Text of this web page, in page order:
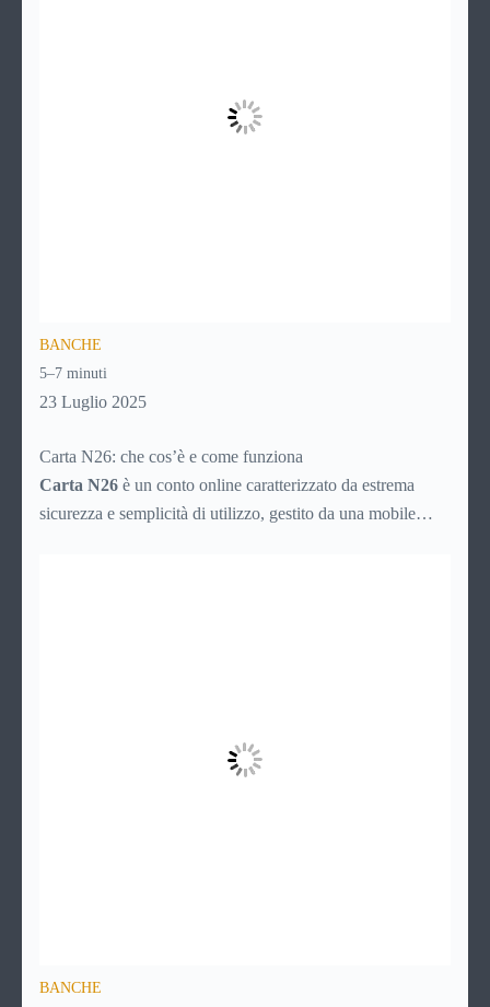
BANCHE
5–7 minuti
23 Luglio 2025
Carta N26: che cos’è e come funziona
Carta N26 è un conto online caratterizzato da estrema
sicurezza e semplicità di utilizzo, gestito da una mobile
BANCHE